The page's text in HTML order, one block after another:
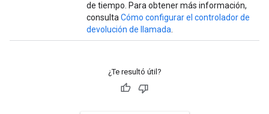
de tiempo. Para obtener más información,
consulta Cómo configurar el controlador de
devolución de llamada
¿Te resultó útil?